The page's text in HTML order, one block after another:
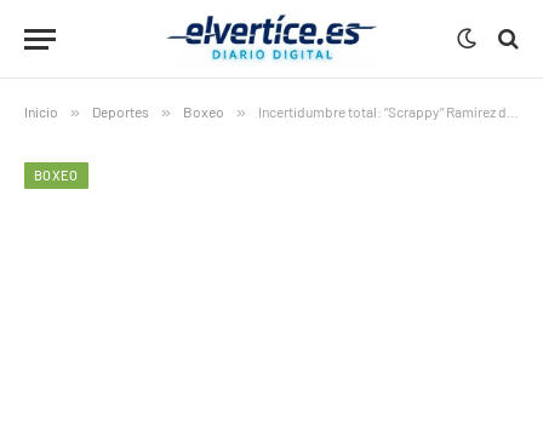
Inicio » Deportes » Boxeo » Incertidumbre total: “Scrappy” Ramírez depende de Bam Rodríguez
BOXEO